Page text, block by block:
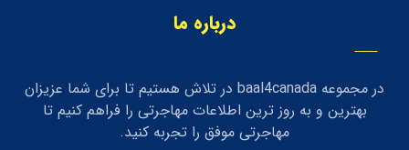
درباره ما
در مجموعه baal4canada در تلاش هستیم تا برای شما عزیزان
بهترین و به روز ترین اطلاعات مهاجرتی را فراهم کنیم تا
مهاجرتی موفق را تجربه کنید.